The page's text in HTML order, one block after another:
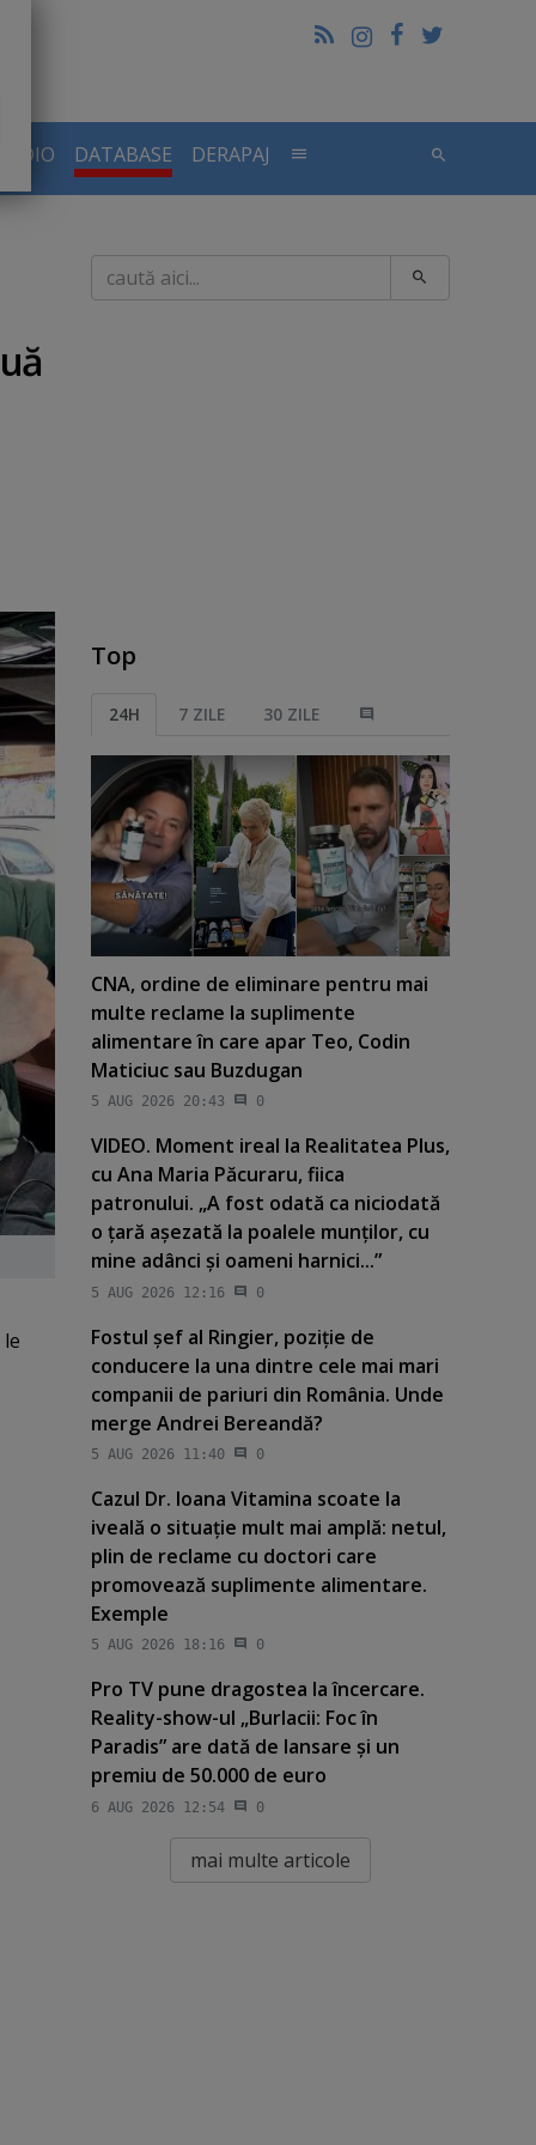
DATABASE DERAPAJ
Caută
Top
24H 7 ZILE 30 ZILE
CNA, ordine de eliminare pentru mai
multe reclame la suplimente
alimentare în care apar Teo, Codin
Maticiuc sau Buzdugan
5 AUG 2026 20:43 0
VIDEO. Moment ireal la Realitatea Plus,
cu Ana Maria Păcuraru, fiica
patronului. „A fost odată ca niciodată
o ţară aşezată la poalele munţilor, cu
mine adânci şi oameni harnici...”
5 AUG 2026 12:16 0
Fostul şef al Ringier, poziţie de
conducere la una dintre cele mai mari
companii de pariuri din România. Unde
merge Andrei Bereandă?
5 AUG 2026 11:40 0
Cazul Dr. Ioana Vitamina scoate la
iveală o situaţie mult mai amplă: netul,
plin de reclame cu doctori care
promovează suplimente alimentare.
Exemple
5 AUG 2026 18:16 0
Pro TV pune dragostea la încercare.
Reality-show-ul „Burlacii: Foc în
Paradis” are dată de lansare şi un
premiu de 50.000 de euro
6 AUG 2026 12:54 0
mai multe articole